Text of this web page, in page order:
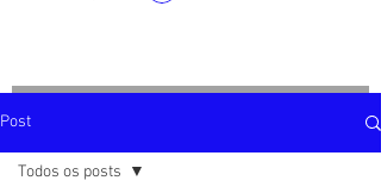
Post
Todos os posts